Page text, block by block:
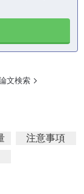
文検索
注意事項